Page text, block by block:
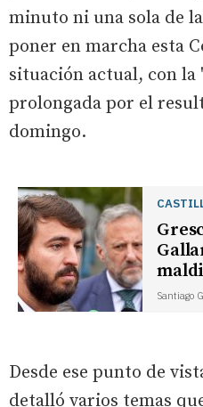
minuto ni una sola de
poner en marcha esta
situación actual, con
prolongada por el
domingo.
Santiago
Desde ese punto de
detalló varios temas